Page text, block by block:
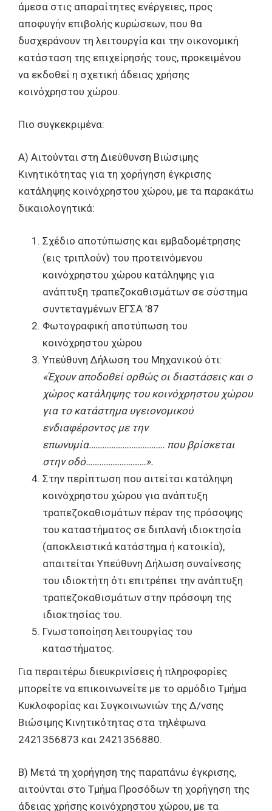
άμεσα στις απαραίτητες ενέργειες, προς
αποφυγήν επιβολής κυρώσεων, που θα
δυσχεράνουν τη λειτουργία και την οικονομική
κατάσταση της επιχείρησής τους, προκειμένου
να εκδοθεί η σχετική άδειας χρήσης
κοινόχρηστου χώρου.
Πιο συγκεκριμένα:
Α) Αιτούνται στη Διεύθυνση Βιώσιμης
Κινητικότητας για τη χορήγηση έγκρισης
κατάληψης κοινόχρηστου χώρου, με τα παρακάτω
δικαιολογητικά:
Σχέδιο αποτύπωσης και εμβαδομέτρησης
(εις τριπλούν) του προτεινόμενου
κοινόχρηστου χώρου κατάληψης για
ανάπτυξη τραπεζοκαθισμάτων σε σύστημα
συντεταγμένων ΕΓΣΑ ’87
Φωτογραφική αποτύπωση του
κοινόχρηστου χώρου
Υπεύθυνη Δήλωση του Μηχανικού ότι:
«Έχουν αποδοθεί ορθώς οι διαστάσεις και ο
χώρος κατάληψης του κοινόχρηστου χώρου
για το κατάστημα υγειονομικού
ενδιαφέροντος με την
επωνυμία……………………………. που βρίσκεται
στην οδό………………………».
Στην περίπτωση που αιτείται κατάληψη
κοινόχρηστου χώρου για ανάπτυξη
τραπεζοκαθισμάτων πέραν της πρόσοψης
του καταστήματος σε διπλανή ιδιοκτησία
(αποκλειστικά κατάστημα ή κατοικία),
απαιτείται Υπεύθυνη Δήλωση συναίνεσης
του ιδιοκτήτη ότι επιτρέπει την ανάπτυξη
τραπεζοκαθισμάτων στην πρόσοψη της
ιδιοκτησίας του.
Γνωστοποίηση λειτουργίας του
καταστήματος.
Για περαιτέρω διευκρινίσεις ή πληροφορίες
μπορείτε να επικοινωνείτε με το αρμόδιο Τμήμα
Κυκλοφορίας και Συγκοινωνιών της Δ/νσης
Βιώσιμης Κινητικότητας στα τηλέφωνα
2421356873 και 2421356880.
Β) Μετά τη χορήγηση της παραπάνω έγκρισης,
αιτούνται στο Τμήμα Προσόδων τη χορήγηση της
άδειας χρήσης κοινόχρηστου χώρου, με τα